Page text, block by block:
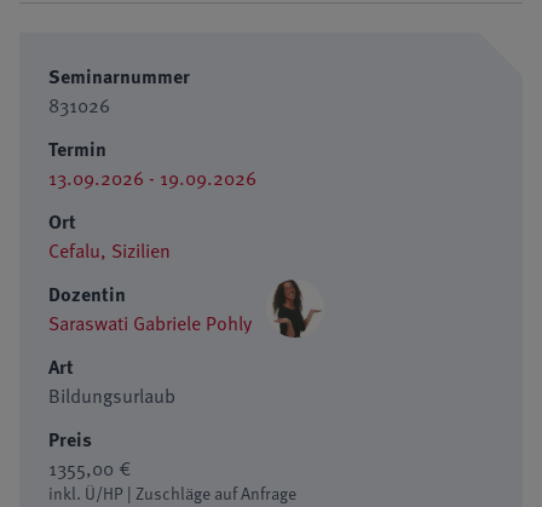
Seminarnummer
831026
Termin
13.09.2026 - 19.09.2026
Ort
Cefalu, Sizilien
Dozentin
Saraswati Gabriele Pohly
Art
Bildungsurlaub
Preis
1355,00 €
inkl. Ü/HP | Zuschläge auf Anfrage